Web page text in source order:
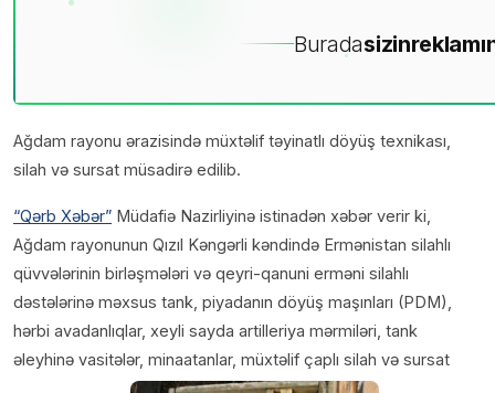
Buradasizin
Ağdam rayonu ərazisində müxtəlif təyinatlı döyüş texnikası,
silah və sursat müsadirə edilib.
“Qərb Xəbər” Müdafiə Nazirliyinə istinadən xəbər verir ki,
Ağdam rayonunun Qızıl Kəngərli kəndində Ermənistan silahlı
qüvvələrinin birləşmələri və qeyri-qanuni erməni silahlı
dəstələrinə məxsus tank, piyadanın döyüş maşınları (PDM),
hərbi avadanlıqlar, xeyli sayda artilleriya mərmiləri, tank
əleyhinə vasitələr, minaatanlar, müxtəlif çaplı silah və sursat